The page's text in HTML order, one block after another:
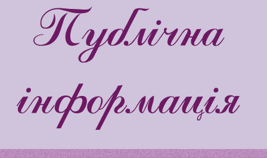
Pool
Play is Our Brain’s Favorite
Way
New Friends Everyday at
Kiddie